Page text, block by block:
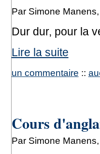
Par Simone
Dur dur, pour la
Lire la suite
un commentaire ::
Cours
Par Simone